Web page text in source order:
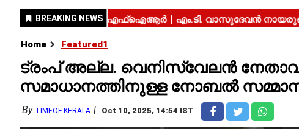
Home Featured1
ട്രംപ് അല്ല. വെനിസ്വേലൻ
സമാധാനത്തിനുള്ള നോബൽ സമ്മാനം
By TIMEOF KERALA Oct 10, 2025, 14:54 IST